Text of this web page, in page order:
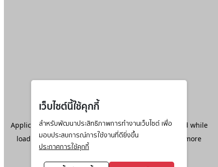
เว็บไซต์นี้ใช้คุกกี้
สำหรับพัฒนาประสิทธิภาพการทำงานเว็บไซต์ เพื่อ
มอบประสบการณ์การใช้งานที่ดียิ่งขึ้น
ประกาศการใช้คุกกี้
Application error: aclient-side exception has occurred while
loadingwww.ktc.co.th(see the browser console
for more
information).